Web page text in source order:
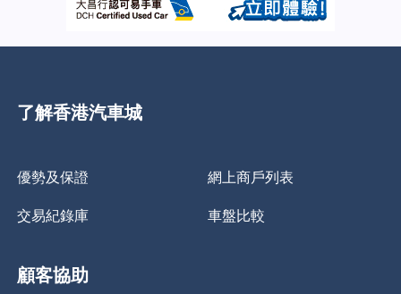
了解香港汽車城
優勢及保證 網上商戶列表
交易紀錄庫 車盤比較
顧客協助